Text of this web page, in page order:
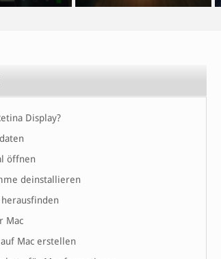
Display?
öffnen
deinstallieren
Mac
Mac erstellen